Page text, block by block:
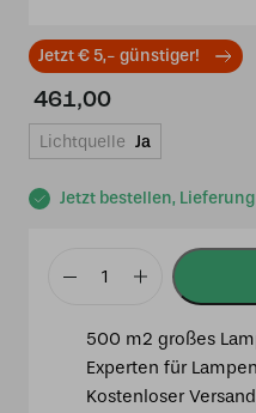
Jetzt € 5,- günstiger!
Jetzt bestellen,
461,00
Lichtquelle Ja
Tiffany
Liseron
"Ackerwinde"
500 m2 großes
Experten für
Kostenloser